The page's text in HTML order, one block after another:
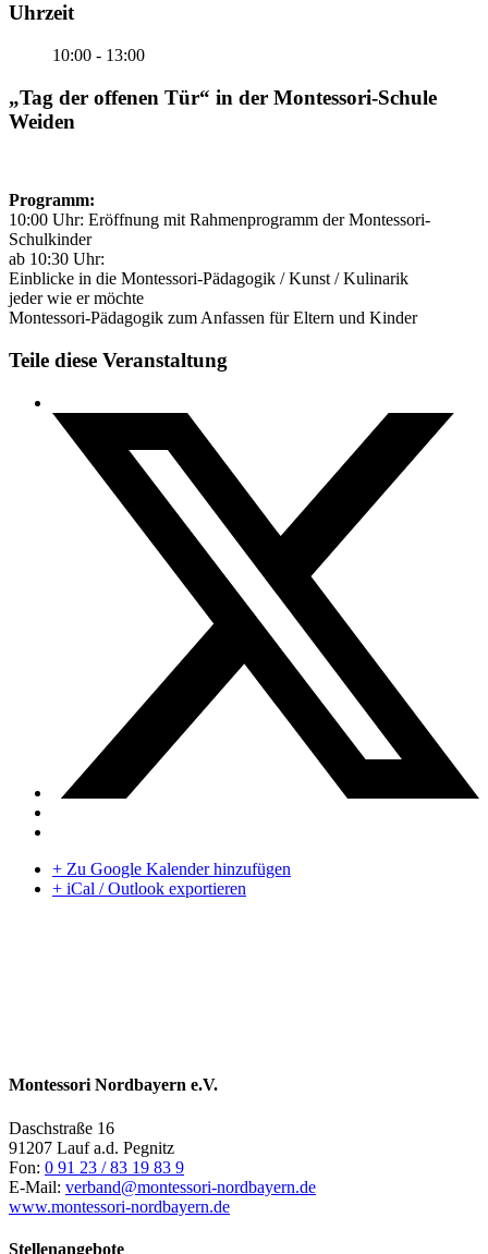
Uhrzeit
10:00 - 13:00
„Tag der offenen Tür“ in der Montessori-Schule
Weiden
Programm:
10:00 Uhr: Eröffnung mit Rahmenprogramm der Montessori-
Schulkinder
ab 10:30 Uhr:
Einblicke in die Montessori-Pädagogik / Kunst / Kulinarik
jeder wie er möchte
Montessori-Pädagogik zum Anfassen für Eltern und Kinder
Teile diese Veranstaltung
+ Zu Google Kalender hinzufügen
+ iCal / Outlook exportieren
Montessori Nordbayern e.V.
Daschstraße 16
91207 Lauf a.d. Pegnitz
Fon: 0 91 23 / 83 19 83 9
E-Mail: verband@montessori-nordbayern.de
www.montessori-nordbayern.de
Stellenangebote